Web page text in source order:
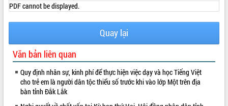
PDF cannot be displayed.
Quay lại
Văn bản liên quan
Quy định nhân sự, kinh phí để thực hiện việc dạy và học Tiếng Việt
cho trẻ em là người dân tộc thiểu số trước khi vào lớp Một trên địa
bàn tỉnh Đắk Lắk